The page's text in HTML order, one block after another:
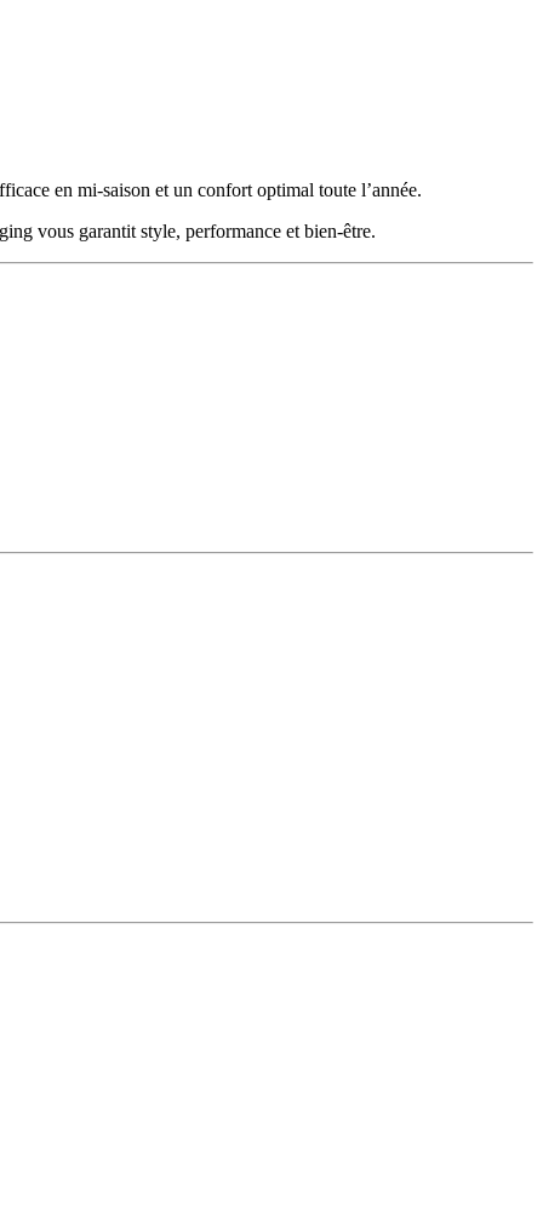
en mi-saison et un confort optimal toute l’année.
vous garantit style, performance et bien-être.